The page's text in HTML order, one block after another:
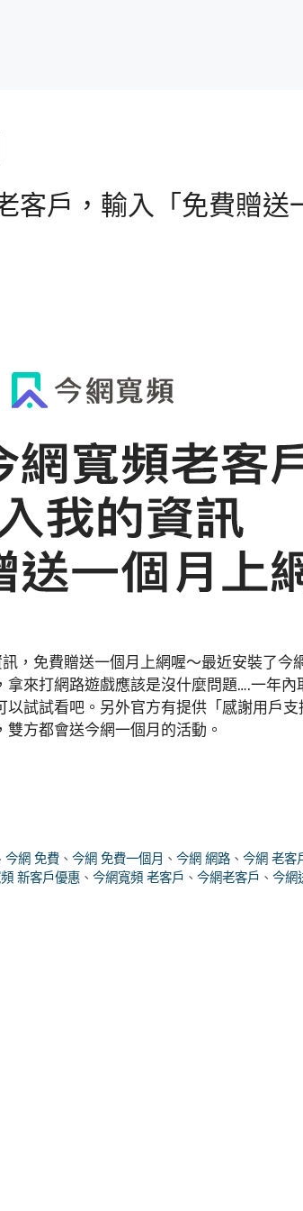
客戶，輸入「免費贈送
，免費贈送一個月上網喔～最近安裝了今
來打網路遊戲應該是沒什麼問題….一年內
試試看吧。另外官方有提供「感謝用戶
方都會送今網一個月的活動。
今網 免費 、今網 免費一個月 、今網 網路 、今網 老客
新客戶優惠 、 今網寬頻 老客戶 、 今網老客戶 、 今網